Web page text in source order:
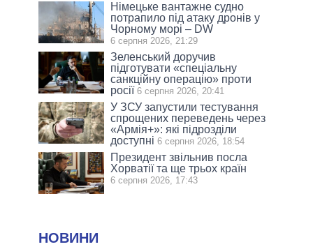
Німецьке вантажне судно
потрапило під атаку дронів у
Чорному морі – DW
6 серпня 2026, 21:29
Зеленський доручив
підготувати «спеціальну
санкційну операцію» проти
росії 6 серпня 2026, 20:41
У ЗСУ запустили тестування
спрощених переведень через
«Армія+»: які підрозділи
доступні 6 серпня 2026, 18:54
Президент звільнив посла
Хорватії та ще трьох країн
6 серпня 2026, 17:43
НОВИНИ